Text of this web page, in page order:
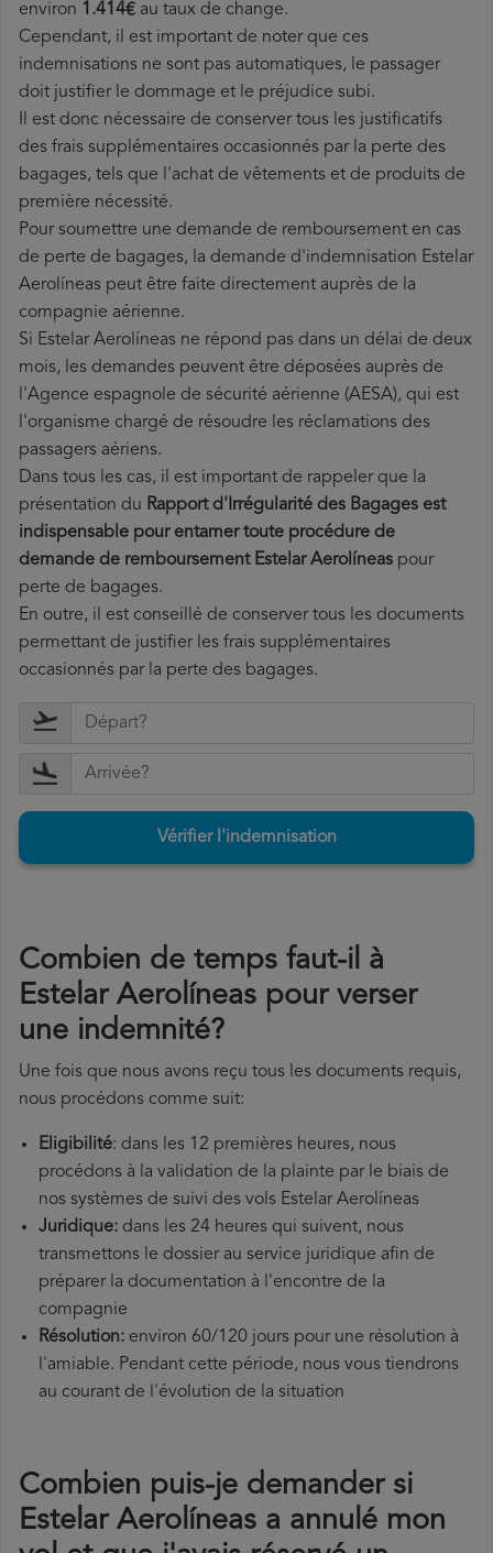
environ 1.414€ au taux de change.
Cependant, il est important de noter que ces
indemnisations ne sont pas automatiques, le passager
doit justifier le dommage et le préjudice subi.
Il est donc nécessaire de conserver tous les justificatifs
des frais supplémentaires occasionnés par la perte des
bagages, tels que l'achat de vêtements et de produits de
première nécessité.
Pour soumettre une demande de remboursement en cas
de perte de bagages, la demande d'indemnisation Estelar
Aerolíneas peut être faite directement auprès de la
compagnie aérienne.
Si Estelar Aerolíneas ne répond pas dans un délai de deux
mois, les demandes peuvent être déposées auprès de
l'Agence espagnole de sécurité aérienne (AESA), qui est
l'organisme chargé de résoudre les réclamations des
passagers aériens.
Dans tous les cas, il est important de rappeler que la
présentation du Rapport d'Irrégularité des Bagages est
indispensable pour entamer toute procédure de
demande de remboursement Estelar Aerolíneas pour
perte de bagages.
En outre, il est conseillé de conserver tous les documents
permettant de justifier les frais supplémentaires
occasionnés par la perte des bagages.
Vérifier l'indemnisation
Combien de temps faut-il à
Estelar Aerolíneas pour verser
une indemnité?
Une fois que nous avons reçu tous les documents requis,
nous procédons comme suit:
Eligibilité: dans les 12 premières heures, nous
procédons à la validation de la plainte par le biais de
nos systèmes de suivi des vols Estelar Aerolíneas
Juridique: dans les 24 heures qui suivent, nous
transmettons le dossier au service juridique afin de
préparer la documentation à l'encontre de la
compagnie
Résolution: environ 60/120 jours pour une résolution à
l'amiable. Pendant cette période, nous vous tiendrons
au courant de l'évolution de la situation
Combien puis-je demander si
Estelar Aerolíneas a annulé mon